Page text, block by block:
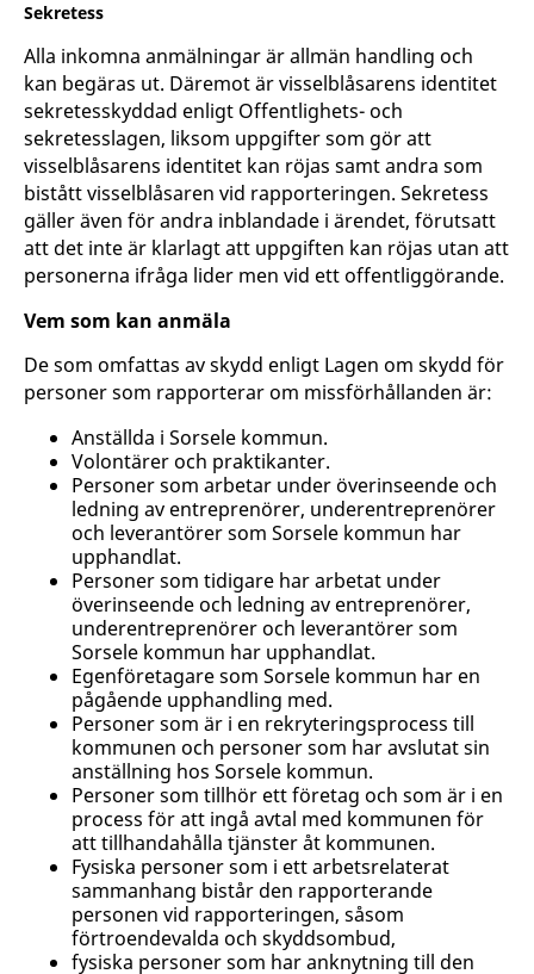
Sekretess
Alla inkomna anmälningar är allmän handling och
kan begäras ut. Däremot är visselblåsarens identitet
sekretesskyddad enligt Offentlighets- och
sekretesslagen, liksom uppgifter som gör att
visselblåsarens identitet kan röjas samt andra som
bistått visselblåsaren vid rapporteringen. Sekretess
gäller även för andra inblandade i ärendet, förutsatt
att det inte är klarlagt att uppgiften kan röjas utan att
personerna ifråga lider men vid ett offentliggörande.
Vem som kan anmäla
De som omfattas av skydd enligt Lagen om skydd för
personer som rapporterar om missförhållanden är:
Anställda i Sorsele kommun.
Volontärer och praktikanter.
Personer som arbetar under överinseende och
ledning av entreprenörer, underentreprenörer
och leverantörer som Sorsele kommun har
upphandlat.
Personer som tidigare har arbetat under
överinseende och ledning av entreprenörer,
underentreprenörer och leverantörer som
Sorsele kommun har upphandlat.
Egenföretagare som Sorsele kommun har en
pågående upphandling med.
Personer som är i en rekryteringsprocess till
kommunen och personer som har avslutat sin
anställning hos Sorsele kommun.
Personer som tillhör ett företag och som är i en
process för att ingå avtal med kommunen för
att tillhandahålla tjänster åt kommunen.
Fysiska personer som i ett arbetsrelaterat
sammanhang bistår den rapporterande
personen vid rapporteringen, såsom
förtroendevalda och skyddsombud,
fysiska personer som har anknytning till den